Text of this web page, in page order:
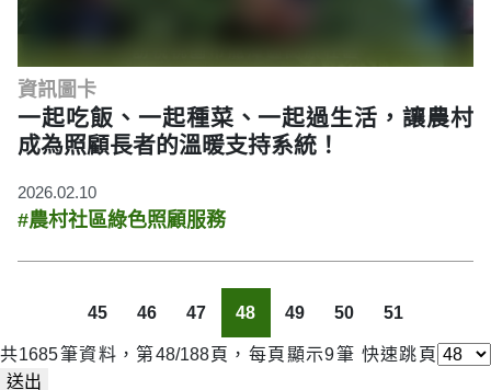
資訊圖卡
一起吃飯、一起種菜、一起過生活，讓農村
成為照顧長者的溫暖支持系統！
2026.02.10
#農村社區綠色照顧服務
45 46 47 48 49 50 51
共1685筆資料，第48/188頁，每頁顯示9筆 快速跳頁
送出